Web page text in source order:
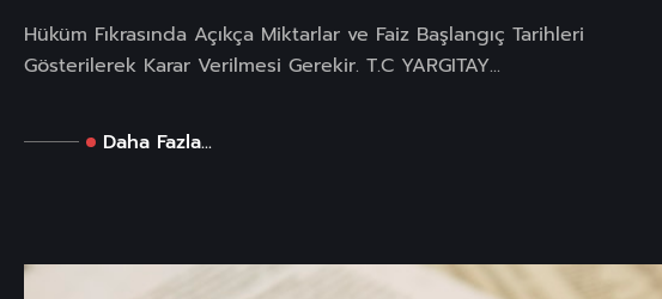
Hüküm Fıkrasında Açıkça Miktarlar ve Faiz Başlangıç Tarihleri
Gösterilerek Karar Verilmesi Gerekir. T.C YARGITAY...
Daha Fazla...